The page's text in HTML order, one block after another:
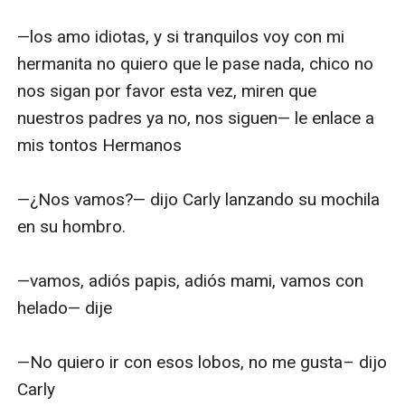
—los amo idiotas, y si tranquilos voy con mi
hermanita no quiero que le pase nada, chico no
nos sigan por favor esta vez, miren que
nuestros padres ya no, nos siguen— le enlace a
mis tontos Hermanos
—¿Nos vamos?— dijo Carly lanzando su mochila
en su hombro.
—vamos, adiós papis, adiós mami, vamos con
helado— dije
—No quiero ir con esos lobos, no me gusta– dijo
Carly